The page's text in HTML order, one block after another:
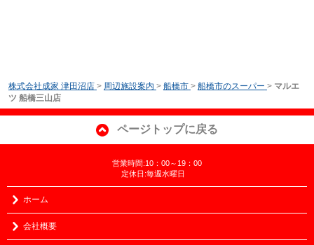
株式会社成家 津田沼店 > 周辺施設案内 > 船橋市 > 船橋市のスーパー > マルエ
ツ 船橋三山店
ページトップに戻る
営業時間:10：00～19：00
定休日:毎週水曜日
ホーム
会社概要